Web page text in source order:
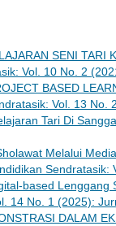
SENI TARI
Vol. 10 No. 2
BASED
Vol. 13 No.
Tari Di
Melalui
Sendratasik:
based
14 No. 1 (2025):
DALAM